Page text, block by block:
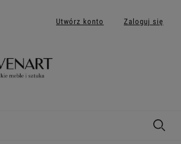
Utwórz konto Zaloguj się